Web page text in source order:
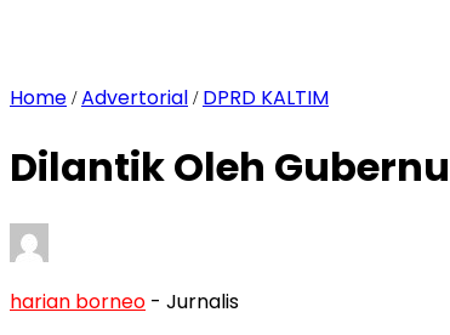
Home /Advertorial / DPRD KALTIM
Dilantik Oleh
harian borneo - Jurnalis